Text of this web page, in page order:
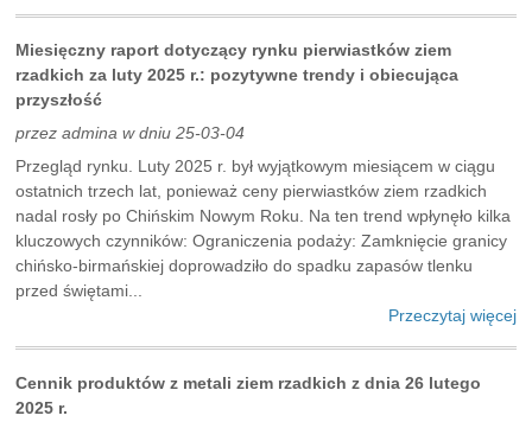
Miesięczny raport dotyczący rynku pierwiastków ziem
rzadkich za luty 2025 r.: pozytywne trendy i obiecująca
przyszłość
przez admina w dniu 25-03-04
Przegląd rynku. Luty 2025 r. był wyjątkowym miesiącem w ciągu
ostatnich trzech lat, ponieważ ceny pierwiastków ziem rzadkich
nadal rosły po Chińskim Nowym Roku. Na ten trend wpłynęło kilka
kluczowych czynników: Ograniczenia podaży: Zamknięcie granicy
chińsko-birmańskiej doprowadziło do spadku zapasów tlenku
przed świętami...
Przeczytaj więcej
Cennik produktów z metali ziem rzadkich z dnia 26 lutego
2025 r.